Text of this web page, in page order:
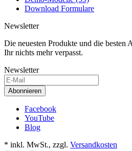
Download Formulare
Newsletter
Die neuesten Produkte und die besten
Ihr nichts mehr verpasst.
Newsletter
Abonnieren
Facebook
YouTube
Blog
* inkl. MwSt., zzgl. Versandkosten